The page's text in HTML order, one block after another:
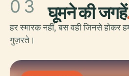
03 घूमने की जगहें
हर स्मारक नहीं, बस वही जिनसे
गुज़रते।